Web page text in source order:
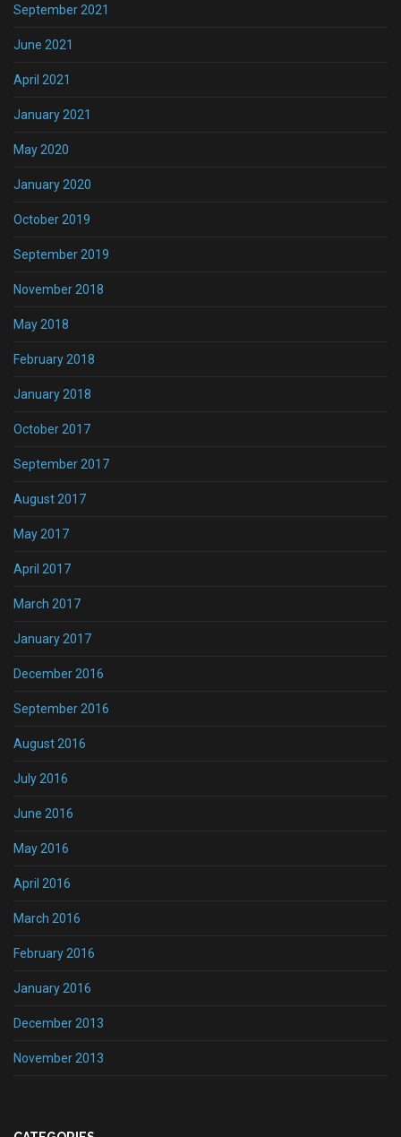
September 2021
June 2021
April 2021
January 2021
May 2020
January 2020
October 2019
September 2019
November 2018
May 2018
February 2018
January 2018
October 2017
September 2017
August 2017
May 2017
April 2017
March 2017
January 2017
December 2016
September 2016
August 2016
July 2016
June 2016
May 2016
April 2016
March 2016
February 2016
January 2016
December 2013
November 2013